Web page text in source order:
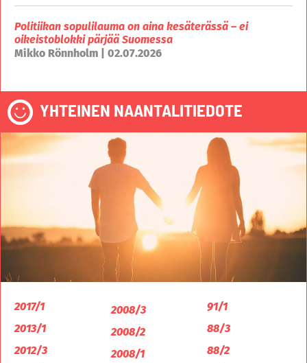
Politiikan sopulilauma on aina kesäterässä – ei
oikeistoblokki pärjää Suomessa
Mikko Rönnholm | 02.07.2026
YHTEINEN NAANTALITIEDOTE
2017/1
2013/1
2012/3
2008/3
2008/2
2008/1
91/1
88/3
88/2